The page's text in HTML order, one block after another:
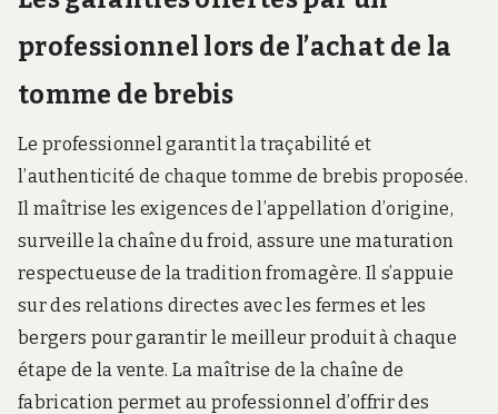
professionnel lors de l’achat de la
tomme de brebis
Le professionnel garantit la traçabilité et
l’authenticité de chaque tomme de brebis proposée.
Il maîtrise les exigences de l’appellation d’origine,
surveille la chaîne du froid, assure une maturation
respectueuse de la tradition fromagère. Il s’appuie
sur des relations directes avec les fermes et les
bergers pour garantir le meilleur produit à chaque
étape de la vente. La maîtrise de la chaîne de
fabrication permet au professionnel d’offrir des